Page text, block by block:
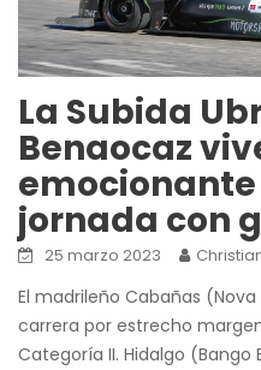
La Subida
Benaocaz
jornada con
25 marzo 2023
El madrileño Cabañas
carrera por estrecho
Categoría II. Hidalgo